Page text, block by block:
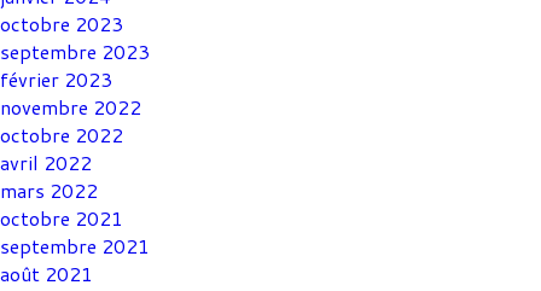
octobre 2023
septembre 2023
février 2023
novembre 2022
octobre 2022
avril 2022
mars 2022
octobre 2021
septembre 2021
août 2021